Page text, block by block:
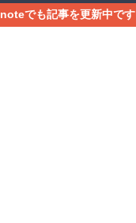
noteでも記事を更新中です